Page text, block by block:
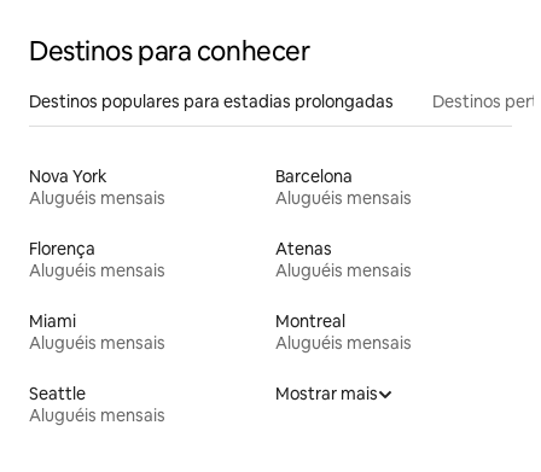
Destinos para conhecer
Destinos populares para estadias prolongadas Destinos
Nova York
Aluguéis mensais
Barcelona
Aluguéis mensais
Florença
Aluguéis mensais
Atenas
Aluguéis mensais
Miami
Aluguéis mensais
Montreal
Aluguéis mensais
Seattle
Aluguéis mensais
Mostrar mais